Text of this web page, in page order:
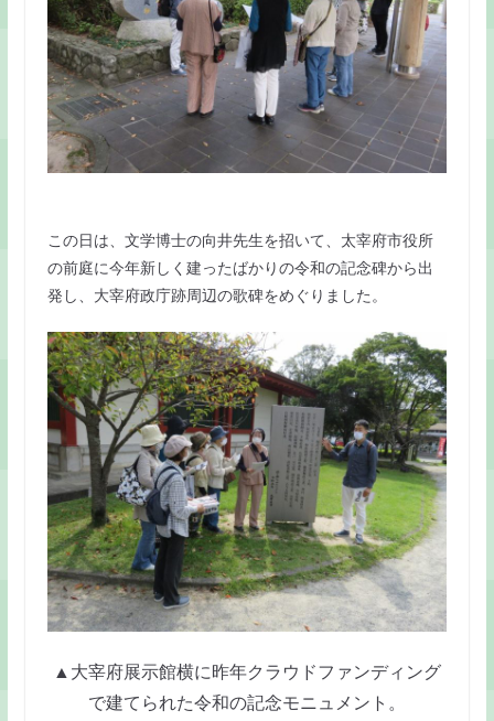
この日は、文学博士の向井先生を招いて、太宰府市役所
の前庭に今年新しく建ったばかりの令和の記念碑から出
発し、大宰府政庁跡周辺の歌碑をめぐりました。
▲大宰府展示館横に昨年クラウドファンディング
で建てられた令和の記念モニュメント。